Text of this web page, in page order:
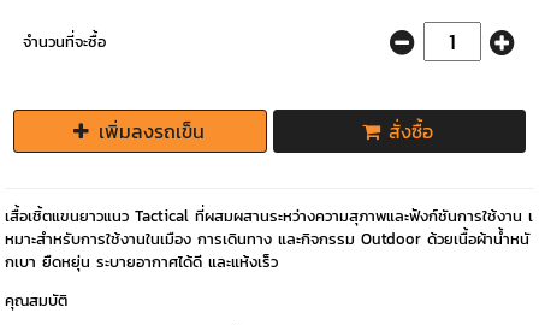
จำนวนที่จะซื้อ
เพิ่มลงรถเข็น สั่งซื้อ
เสื้อเชิ้ตแขนยาวแนว Tactical ที่ผสมผสานระหว่างความสุภาพและฟังก์ชันการใช้งาน เ
หมาะสำหรับการใช้งานในเมือง การเดินทาง และกิจกรรม Outdoor ด้วยเนื้อผ้าน้ำหนั
กเบา ยืดหยุ่น ระบายอากาศได้ดี และแห้งเร็ว
คุณสมบัติ